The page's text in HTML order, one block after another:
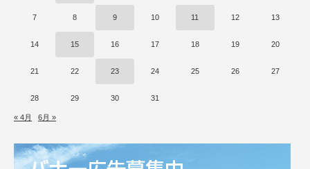
7 8 9 10 11 12 13
14 15 16 17 18 19 20
21 22 23 24 25 26 27
28 29 30 31
« 4月 6月 »